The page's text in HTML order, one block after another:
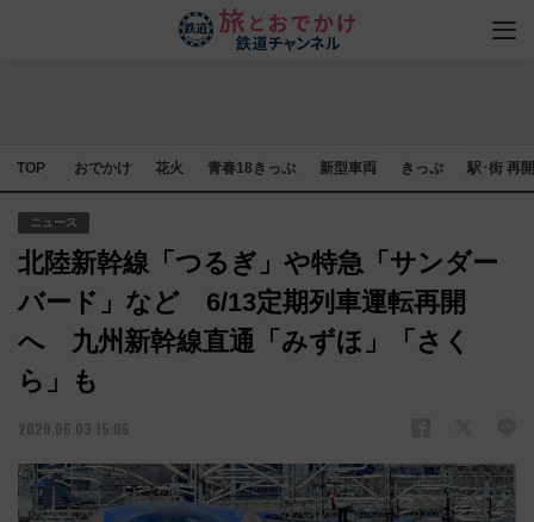
TOP おでかけ 花火 青春18きっぷ 新型車両 きっぷ 駅･街 再
ニュース
北陸新幹線「つるぎ」や特急「サンダー
バード」など 6/13定期列車運転再開
へ 九州新幹線直通「みずほ」「さく
ら」も
2020.06.03 15:06